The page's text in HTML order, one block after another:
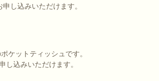
し込みいただけます。
ケットティッシュです。
し込みいただけます。